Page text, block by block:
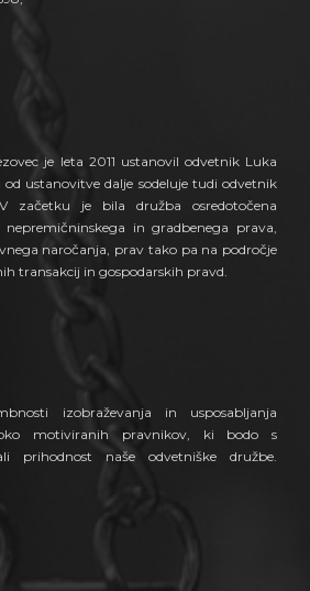
je leta 2011 ustanovil odvetnik Luka
ustanovitve dalje sodeluje tudi odvetnik
začetku je bila družba osredotočena
in gradbenega prava,
naročanja, prav tako pa na področje
transakcij in gospodarskih pravd.
izobraževanja in usposabljanja
motiviranih pravnikov, ki bodo s
prihodnost naše odvetniške družbe.